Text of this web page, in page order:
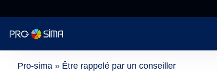
STOP
Pro-sima » Être rappelé par un conseiller